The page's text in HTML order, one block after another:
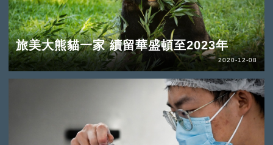
旅美大熊貓一家 續留華盛頓至2023年
2020-12-08